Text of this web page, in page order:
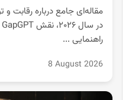
راهنمایی ...
8 August 2026